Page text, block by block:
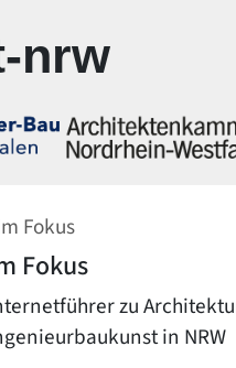
nrw
Fokus
Fokus
zu
in NRW